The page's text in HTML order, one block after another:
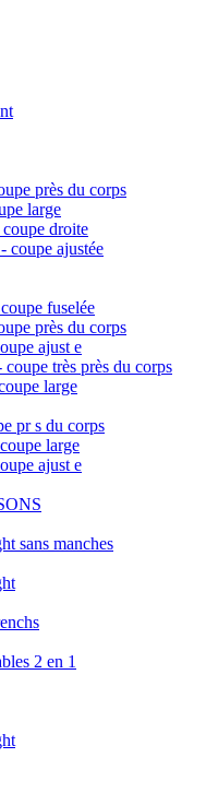
près du corps
large
droite
coupe ajustée
fuselée
près du corps
ajust e
très près du corps
large
pr s du corps
large
ajust e
sans manches
2 en 1